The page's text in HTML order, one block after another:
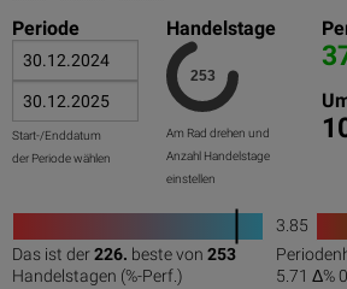
Periode
Start-/Enddatum
der Periode wählen
Handelstage
Am Rad drehen und
Anzahl Handelstage
einstellen
Das ist der226. beste von 253
Handelstagen (%-Perf.)
3.85
1
5.71 Δ% 0